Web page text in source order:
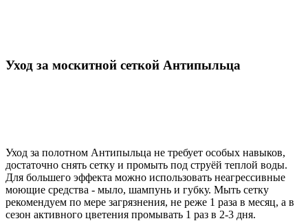
Уход за москитной сеткой Антипыльца
Уход за полотном Антипыльца не требует особых навыков,
достаточно снять сетку и промыть под струёй теплой воды.
Для большего эффекта можно использовать неагрессивные
моющие средства - мыло, шампунь и губку. Мыть сетку
рекомендуем по мере загрязнения, не реже 1 раза в месяц, а в
сезон активного цветения промывать 1 раз в 2-3 дня.